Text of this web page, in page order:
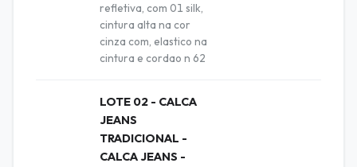
refletiva, com 01 silk,
cintura alta na cor
cinza com, elastico na
cintura e cordao n 62
LOTE 02 - CALCA
JEANS
TRADICIONAL -
CALCA JEANS -